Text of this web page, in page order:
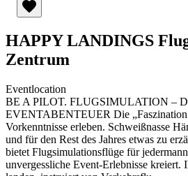
HAPPY LANDINGS
Zentrum
Eventlocation
BE A PILOT. FLUGSIMULATION –
EVENTABENTEUER Die „Faszination
Vorkenntnisse erleben. Schweißnasse
und für den Rest des Jahres etwas zu
bietet Flugsimulationsflüge für
unvergessliche Event-Erlebnisse kreiert.